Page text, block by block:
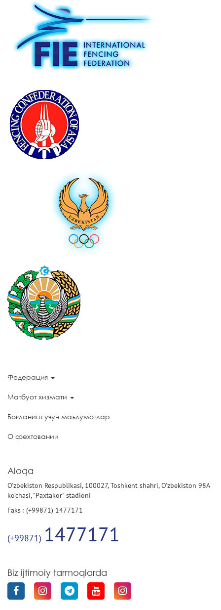
Федерация
Матбуот хизмати
Боғланиш учун маълумотлар
О фехтовании
Aloqa
O'zbekiston Respublikasi, 100027, Toshkent shahri, O'zbekiston 98A
ko'chasi, "Paxtakor" stadioni
Faks : (+99871) 1477171
(+99871) 1477171
Biz ijtimoiy tarmoqlarda